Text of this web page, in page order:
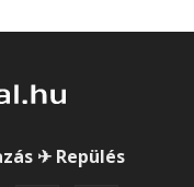
✈ Repülés